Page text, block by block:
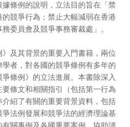
條例的說明，立法目的旨在「禁
競爭行為；禁止大幅減弱在香港
委員會及競爭事務審裁處」。
及其背景的重要入門書籍，兩位
者，對各國的競爭條例有多年的
條例》的立法進展。本書除深入
條文和相關指引（包括第一行為
紹了有關的重要背景資料，包括
法例發展和競爭法的經濟理論基